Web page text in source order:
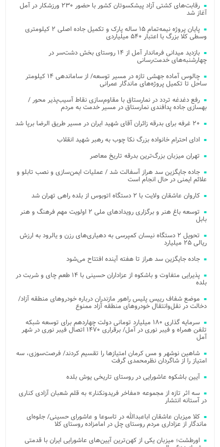
رقابت‌های کشتی آزاد پیشکسوتان کشور با حضور ۲۳۰ ورزشکار در آمل
آغاز شد
پایان پروژه نیمه‌تمام ۱۵ ساله پارک و تکمیل جاده اصلی ۲ کیلومتری
وسطی کلا بزرگ با اعتبار ۵۴۰ میلیاردی
بازدید میدانی فرماندار آمل از ۱۴ روستای بخش دشت‌سر در
چهارشنبه‌های خدمت‌رسانی
چالوس آماده جهشی تازه در مسیر توسعه/ از ساماندهی ۱۴ کیلومتر
ساحل تا تکمیل پروژه‌های ماندگار عمرانی
رفع دغدغه تردد در نمارستاق با مقاوم‌سازی نقاط آسیب‌پذیر محور /
بهسازی جاده پدافندی نمارستاق در مسیر خدمت به مردم
۲۰ غرفه برای بدرقه زائران آقای شهید ایران در مسیر طریق الرضا برپا شد
ادای احترام خانواده بزرگ نکا چوب به رهبر شهید انقلاب
تهران میزبان بزرگ‌ترین بدرقه تاریخ معاصر
جاده جایگزین سد هراز آسفالت شد / عملیات ایمن‌سازی و نصب تابلو و
علائم ایمنی در حال انجام است
کاروان عاشقان ولایت با ۲ دستگاه اتوبوس از بلده راهی تهران شد
توسعه باغ هنر و برگزاری رویدادهای ملی ۲ اولویت مهم فرهنگ و هنر
بابل
تحویل ۲ دستگاه نیسان کمپرسی به دهیاری‌های رزن و یالرود به ارزش
ریالی ۲۵ میلیارد
جاده جایگزین سد هراز تا هفته آینده افتتاح می‌شود
پذیرایی متفاوت و باشکوه از عزاداران حسینی با ۱۴ طعم چای و شربت در
بلده
موضع شفاف رییس پلیس راهور مازندران درباره خودروهای منطقه آزاد/
دخالت در نقل‌وانتقال خودروهای منطقه آزاد ممنوع
سرمایه گذاری ۱۸۰ میلیارد تومانی دولت چهاردهم برای توسعه شبکه
تلفن همراه و فیبر نوری در آمل/ برقراری ۱۴۷۰ اتصال فیبر نوری در شهر
آمل
شاهین نوشهر و مس کرمان امتیازها را تقسیم کردند/ فرصت‌سوزی، سه
امتیاز را از شاگردان نظرمحمدی گرفت
آیین باشکوه عاشورایی در روستای تاریخی یوش بلده
سه اثر تازه از مجموعه «مفاخر فریدونکنار» به قلم شعبان آزادی کناری
در آستانه انتشار
کلا میزبان عاشقان اباعبدالله در تاسوعا و عاشورای حسینی/ جلوه‌ای
ماندگار از عزاداری مردم روستای چل در امامزاده روستای کلا
اورطشت؛ میزبان یکی از کهن‌ترین آیین‌های عاشورایی ایران با قدمتی